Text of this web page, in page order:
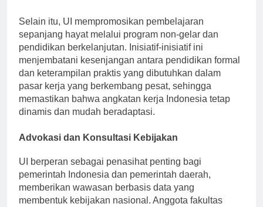
Selain itu, UI mempromosikan pembelajaran
sepanjang hayat melalui program non-gelar dan
pendidikan berkelanjutan. Inisiatif-inisiatif ini
menjembatani kesenjangan antara pendidikan formal
dan keterampilan praktis yang dibutuhkan dalam
pasar kerja yang berkembang pesat, sehingga
memastikan bahwa angkatan kerja Indonesia tetap
dinamis dan mudah beradaptasi.
Advokasi dan Konsultasi Kebijakan
UI berperan sebagai penasihat penting bagi
pemerintah Indonesia dan pemerintah daerah,
memberikan wawasan berbasis data yang
membentuk kebijakan nasional. Anggota fakultas